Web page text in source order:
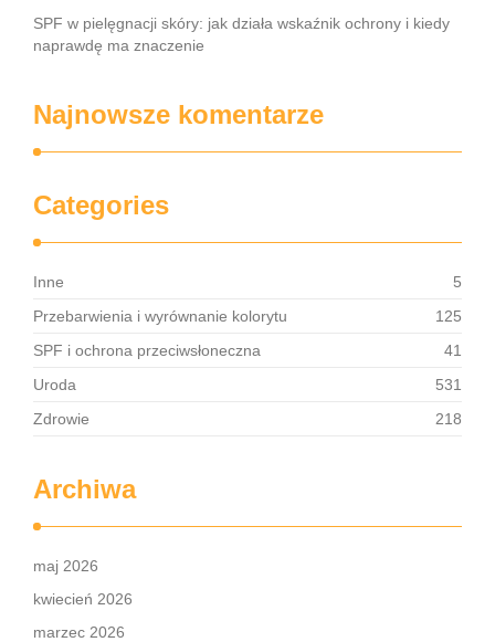
SPF w pielęgnacji skóry: jak działa wskaźnik ochrony i kiedy
naprawdę ma znaczenie
Najnowsze komentarze
Categories
Inne
5
Przebarwienia i wyrównanie kolorytu
125
SPF i ochrona przeciwsłoneczna
41
Uroda
531
Zdrowie
218
Archiwa
maj 2026
kwiecień 2026
marzec 2026